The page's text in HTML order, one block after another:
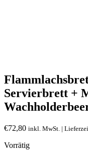
Servierbrett +
€72,80 inkl. MwSt. |
Vorrätig